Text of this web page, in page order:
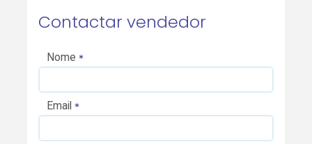
Contactar vendedor
Nome
Email